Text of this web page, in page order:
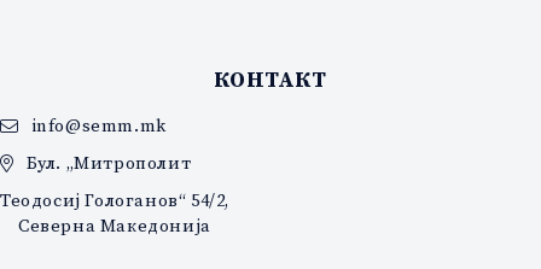
КОНТАКТ
info@semm.mk
Бул. „Митрополит
Теодосиј Гологанов“ 54/2,
Северна Македонија